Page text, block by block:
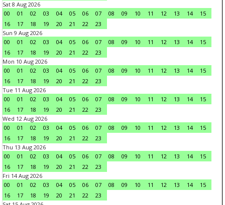
Sat 8 Aug 2026
00
01 02 03 04 05 06 07 08 09 10 11 12 13 14
15
16
17 18 19 20 21 22
23
Sun 9 Aug 2026
00
01 02 03 04 05 06 07 08 09 10 11 12 13 14
15
16
17 18 19 20 21 22
23
Mon 10 Aug 2026
00
01 02 03 04 05 06 07 08 09 10 11 12 13 14
15
16
17 18 19 20 21 22
23
Tue 11 Aug 2026
00
01 02 03 04 05 06 07 08 09 10 11 12 13 14
15
16
17 18 19 20 21 22
23
Wed 12 Aug 2026
00
01 02 03 04 05 06 07 08 09 10 11 12 13 14
15
16
17 18 19 20 21 22
23
Thu 13 Aug 2026
00
01 02 03 04 05 06 07 08 09 10 11 12 13 14
15
16
17 18 19 20 21 22
23
Fri 14 Aug 2026
00
01 02 03 04 05 06 07 08 09 10 11 12 13 14
15
16
17 18 19 20 21 22
23